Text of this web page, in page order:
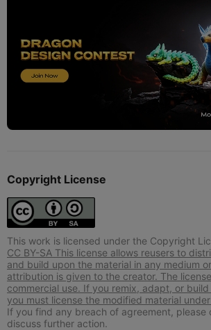
Copyright License
This work is licensed under the Copyright
CC BY-SA This license allows reusers to
and build upon the material in any medium
attribution is given to the creator. The
commercial use. If you remix, adapt, or build
you must license the modified material
If you find any breach of agreement, please
discuss further action.